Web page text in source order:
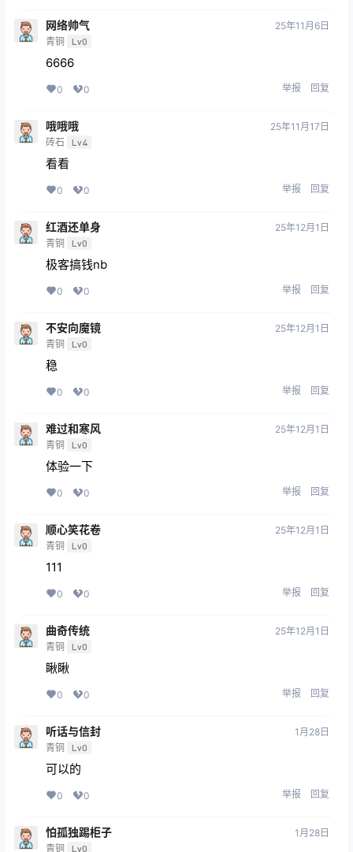
网络帅气
青铜 Lv0
25年11月6日
6666
0 0 举报 回复
哦哦哦
砖石 Lv4
25年11月17日
看看
0 0 举报 回复
红酒还单身
青铜 Lv0
25年12月1日
极客搞钱nb
0 0 举报 回复
不安向魔镜
青铜 Lv0
25年12月1日
稳
0 0 举报 回复
难过和寒风
青铜 Lv0
25年12月1日
体验一下
0 0 举报 回复
顺心笑花卷
青铜 Lv0
25年12月1日
111
0 0 举报 回复
曲奇传统
青铜 Lv0
25年12月1日
瞅瞅
0 0 举报 回复
听话与信封
青铜 Lv0
1月28日
可以的
0 0 举报 回复
怕孤独踢柜子
青铜 Lv0
1月28日